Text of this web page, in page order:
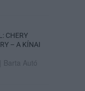
CHERY
– A KÍNAI
Barta Autó